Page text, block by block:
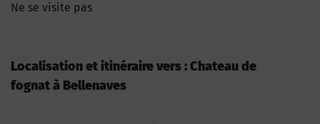
Ne se visite pas
Localisation et itinéraire vers : Chateau de
fognat à Bellenaves